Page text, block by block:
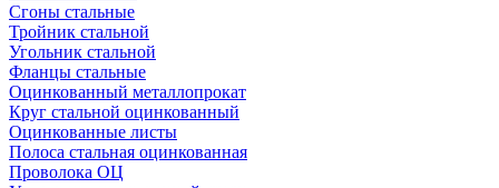
Сгоны стальные
Тройник стальной
Угольник стальной
Фланцы стальные
Оцинкованный металлопрокат
Круг стальной оцинкованный
Оцинкованные листы
Полоса стальная оцинкованная
Проволока ОЦ